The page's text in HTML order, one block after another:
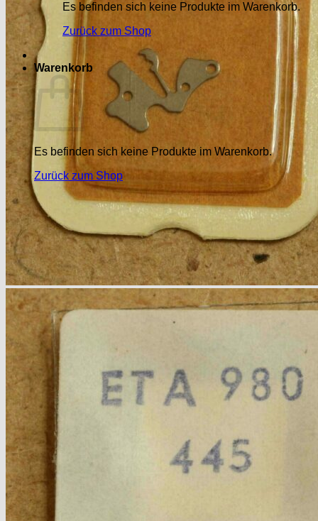
Es befinden sich keine Produkte im Warenkorb.
Zurück zum Shop
Warenkorb
Es befinden sich keine Produkte im Warenkorb.
Zurück zum Shop